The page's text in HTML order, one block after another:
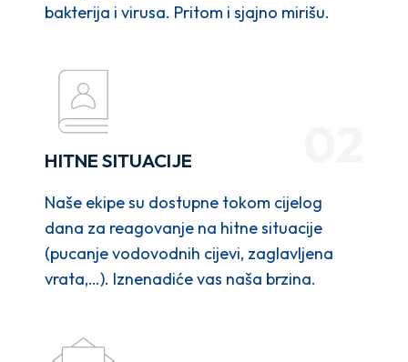
bakterija i virusa. Pritom i sjajno mirišu.
HITNE SITUACIJE
Naše ekipe su dostupne tokom cijelog
dana za reagovanje na hitne situacije
(pucanje vodovodnih cijevi, zaglavljena
vrata,…). Iznenadiće vas naša brzina.